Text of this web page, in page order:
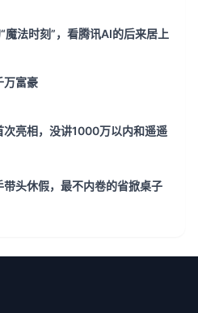
法时刻”，看腾讯AI的后来居上
万富豪
次亮相，没讲1000万以内和遥遥
带头休假，最不内卷的省掀桌子